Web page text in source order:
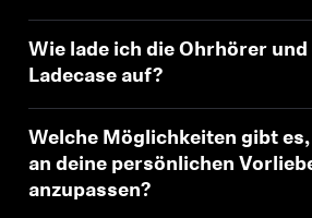
Wie lade ich die Ohrhörer und
Ladecase auf?
Welche Möglichkeiten gibt es,
an deine persönlichen
anzupassen?